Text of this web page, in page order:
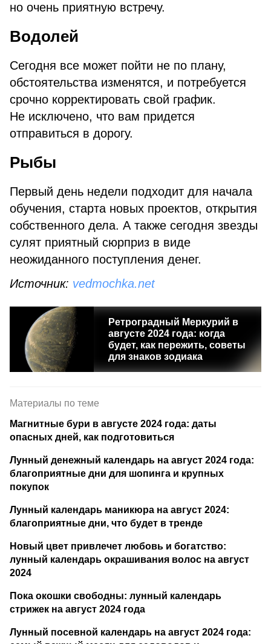
но очень приятную встречу.
Водолей
Сегодня все может пойти не по плану,
обстоятельства изменятся, и потребуется
срочно корректировать свой график.
Не исключено, что вам придется
отправиться в дорогу.
Рыбы
Первый день недели подходит для начала
обучения, старта новых проектов, открытия
собственного дела. А также сегодня звезды
сулят приятный сюрприз в виде
неожиданного поступления денег.
Источник: vedmochka.net
Ретроградный Меркурий в
августе 2024 года: когда
будет, как пережить, советы
для знаков зодиака
Материалы по теме
Магнитные бури в августе 2024 года: даты
опасных дней, как подготовиться
Лунный денежный календарь на август 2024 года:
благоприятные дни для шопинга и крупных
покупок
Лунный календарь маникюра на август 2024:
благоприятные дни, что будет в тренде
Новый цвет привлечет любовь и богатство:
лунный календарь окрашивания волос на август
2024
Пока окошки свободны: лунный календарь
стрижек на август 2024 года
Лунный посевной календарь на август 2024 года: